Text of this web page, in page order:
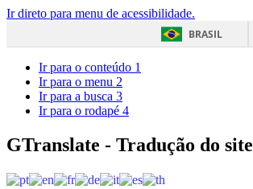
Ir direto para menu de acessibilidade.
BRASIL
Ir para o conteúdo 1
Ir para o menu 2
Ir para a busca 3
Ir para o rodapé 4
GTranslate - Tradução do site